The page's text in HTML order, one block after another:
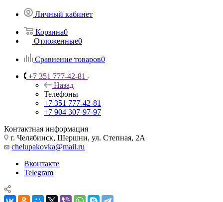
Личный кабинет
Корзина0
Отложенные0
Сравнение товаров0
+7 351 777-42-81
Назад
Телефоны
+7 351 777-42-81
+7 904 307-97-97
Контактная информация
г. Челябинск, Шершни, ул. Степная, 2А
chelupakovka@mail.ru
Вконтакте
Telegram